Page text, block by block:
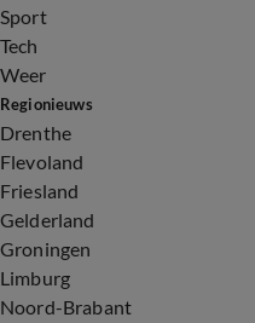
Sport
Tech
Weer
Regionieuws
Drenthe
Flevoland
Friesland
Gelderland
Groningen
Limburg
Noord-Brabant